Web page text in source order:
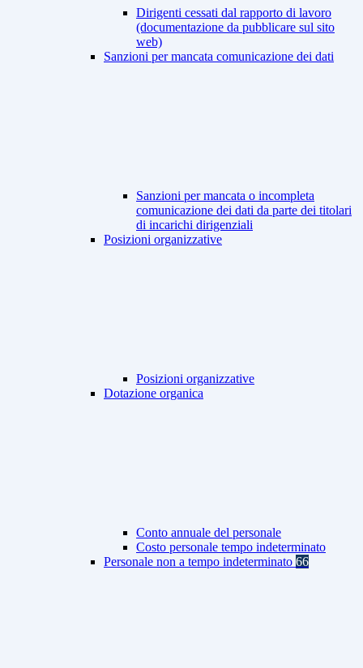
Dirigenti cessati dal rapporto di lavoro
(documentazione da pubblicare sul sito
web)
Sanzioni per mancata comunicazione dei dati
Sanzioni per mancata o incompleta
comunicazione dei dati da parte dei titolari
di incarichi dirigenziali
Posizioni organizzative
Posizioni organizzative
Dotazione organica
Conto annuale del personale
Costo personale tempo indeterminato
Personale non a tempo indeterminato 66